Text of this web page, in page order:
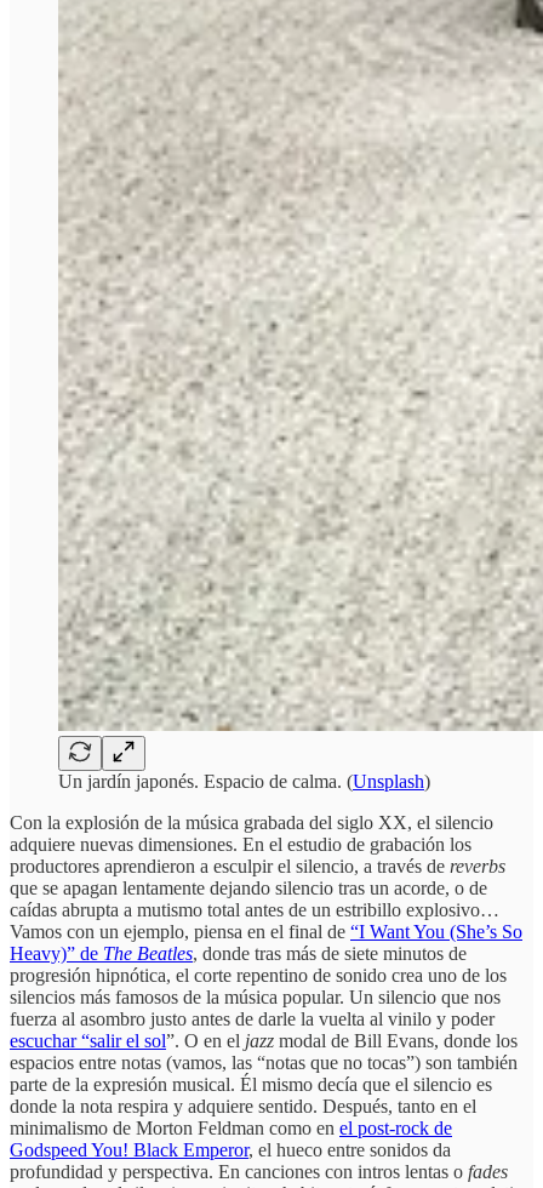
Un jardín japonés. Espacio de calma. (Unsplash)
Con la explosión de la música grabada del siglo XX, el silencio
adquiere nuevas dimensiones. En el estudio de grabación los
productores aprendieron a esculpir el silencio, a través de reverbs
que se apagan lentamente dejando silencio tras un acorde, o de
caídas abrupta a mutismo total antes de un estribillo explosivo…
Vamos con un ejemplo, piensa en el final de “I Want You (She’s So
Heavy)” de The Beatles, donde tras más de siete minutos de
progresión hipnótica, el corte repentino de sonido crea uno de los
silencios más famosos de la música popular. Un silencio que nos
fuerza al asombro justo antes de darle la vuelta al vinilo y poder
escuchar “salir el sol”. O en el jazz modal de Bill Evans, donde los
espacios entre notas (vamos, las “notas que no tocas”) son también
parte de la expresión musical. Él mismo decía que el silencio es
donde la nota respira y adquiere sentido. Después, tanto en el
minimalismo de Morton Feldman como en el post-rock de
Godspeed You! Black Emperor, el hueco entre sonidos da
profundidad y perspectiva. En canciones con intros lentas o fades